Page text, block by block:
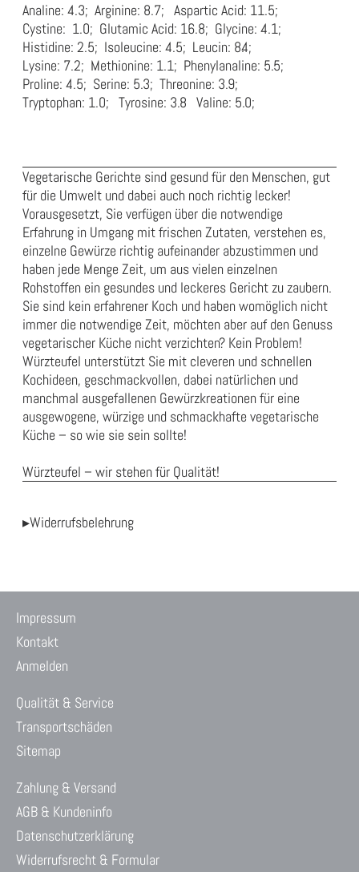
Analine: 4.3; Arginine: 8.7; Aspartic Acid: 11.5;
Cystine: 1.0; Glutamic Acid: 16.8; Glycine: 4.1;
Histidine: 2.5; Isoleucine: 4.5; Leucin: 8.4;
Lysine: 7.2; Methionine: 1.1; Phenylanaline: 5.5;
Proline: 4.5; Serine: 5.3; Threonine: 3.9;
Tryptophan: 1.0; Tyrosine: 3.8 Valine: 5.0;
Vegetarische Gerichte sind gesund für den Menschen, gut
für die Umwelt und dabei auch noch richtig lecker!
Vorausgesetzt, Sie verfügen über die notwendige
Erfahrung in Umgang mit frischen Zutaten, verstehen es,
einzelne Gewürze richtig aufeinander abzustimmen und
haben jede Menge Zeit, um aus vielen einzelnen
Rohstoffen ein gesundes und leckeres Gericht zu zaubern.
Sie sind kein erfahrener Koch und haben womöglich nicht
immer die notwendige Zeit, möchten aber auf den Genuss
vegetarischer Küche nicht verzichten? Kein Problem!
Würzteufel unterstützt Sie mit cleveren und schnellen
Kochideen, geschmackvollen, dabei natürlichen und
manchmal ausgefallenen Gewürzkreationen für eine
ausgewogene, würzige und schmackhafte vegetarische
Küche – so wie sie sein sollte!
Würzteufel – wir stehen für Qualität!
▸Widerrufsbelehrung
Impressum
Kontakt
Anmelden
Qualität & Service
Transportschäden
Sitemap
Zahlung & Versand
AGB & Kundeninfo
Datenschutzerklärung
Widerrufsrecht & Formular